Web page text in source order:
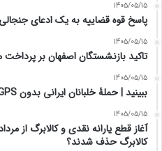
1405/05/15
پاسخ قوه قضاییه به یک ادعای
1405/05/15
تاکید بازنشستگان اصفهان بر
1405/05/15
ببینید | حملۀ خلبانان ایرانی بدون GPS به پایگاه آمریکا
1405/05/15
کالابرگ حذف شدند؟